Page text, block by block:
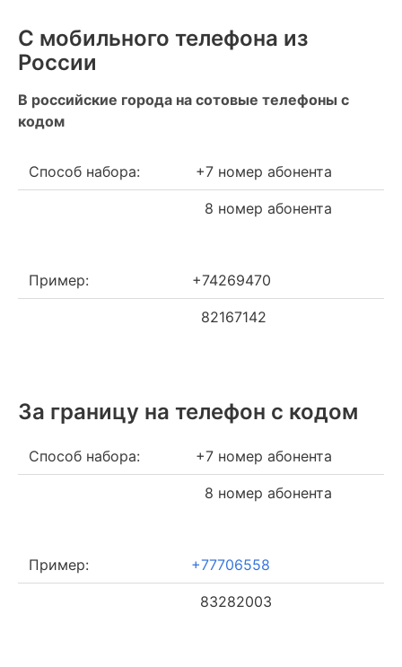
С мобильного телефона из
России
В российские города на сотовые телефоны с
кодом
Способ набора: +7 номер абонента
8 номер абонента
Пример: +74269470
82167142
За границу на телефон c кодом
Способ набора: +7 номер абонента
8 номер абонента
Пример: +77706558
83282003